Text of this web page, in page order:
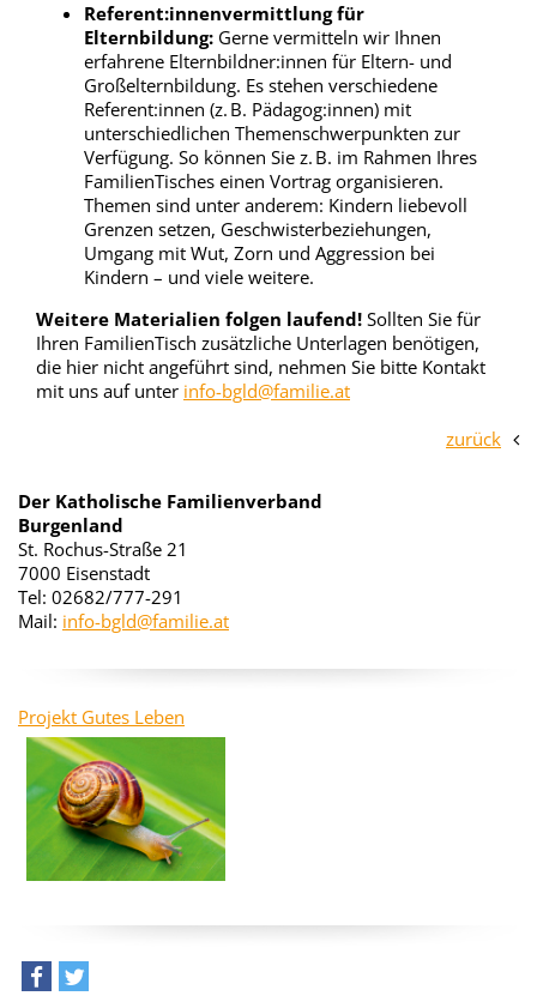
Referent:innenvermittlung für
Elternbildung: Gerne vermitteln wir Ihnen
erfahrene Elternbildner:innen für Eltern- und
Großelternbildung. Es stehen verschiedene
Referent:innen (z. B. Pädagog:innen) mit
unterschiedlichen Themenschwerpunkten zur
Verfügung. So können Sie z. B. im Rahmen Ihres
FamilienTisches einen Vortrag organisieren.
Themen sind unter anderem: Kindern liebevoll
Grenzen setzen, Geschwisterbeziehungen,
Umgang mit Wut, Zorn und Aggression bei
Kindern – und viele weitere.
Weitere Materialien folgen laufend! Sollten Sie für
Ihren FamilienTisch zusätzliche Unterlagen benötigen,
die hier nicht angeführt sind, nehmen Sie bitte Kontakt
mit uns auf unter info-bgld@familie.at
zurück
Der Katholische Familienverband
Burgenland
St. Rochus-Straße 21
7000 Eisenstadt
Tel: 02682/777-291
Mail: info-bgld@familie.at
Projekt Gutes Leben